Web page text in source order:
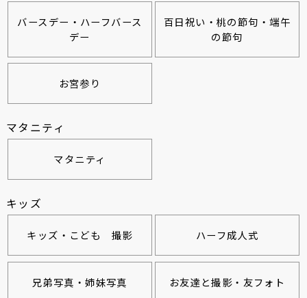
バースデー・ハーフバース
デー
百日祝い・桃の節句・端午
の節句
お宮参り
マタニティ
マタニティ
キッズ
キッズ・こども 撮影 ハーフ成人式
兄弟写真・姉妹写真 お友達と撮影・友フォト